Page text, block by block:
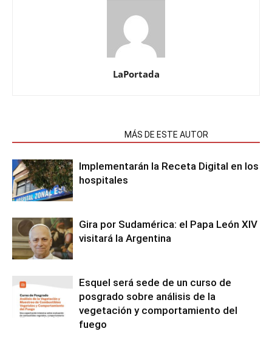
LaPortada
MÁS DE ESTE AUTOR
Implementarán la Receta Digital en los
hospitales
Gira por Sudamérica: el Papa León XIV
visitará la Argentina
Esquel será sede de un curso de
posgrado sobre análisis de la
vegetación y comportamiento del
fuego